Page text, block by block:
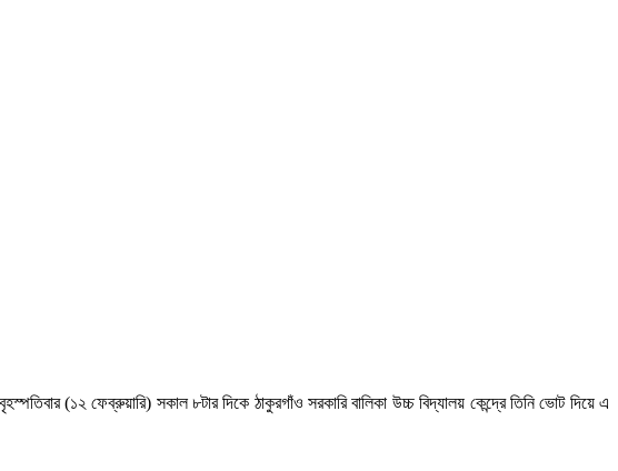
(১২ ফেব্রুয়ারি) সকাল ৮টার দিকে ঠাকুরগাঁও সরকারি বালিকা উচ্চ বিদ্যালয় কেন্দ্রে তিনি ভোট দিয়ে এ